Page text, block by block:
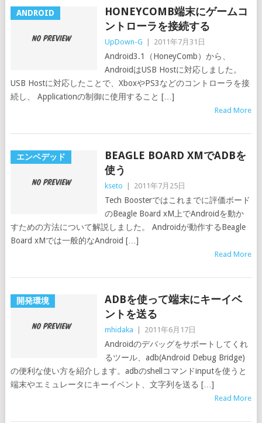
ANDROID
HONEYCOMB端末にゲームコ
ントローラを接続する
UpDown-G 2011年7月31日
Android3.1（HoneyComb）から、
AndroidはUSB Hostに対応しました。
USB Hostに対応したことで、XboxやPS3などのコントローラを接
続し、 Applicationの制御に使用すること […]
Read More
エンベデッド
BEAGLE BOARD XMでADBを
使う
kseto 2011年7月25日
Tech Boosterではこれまでに評価ボード
のBeagle Board xM上でAndroidを動か
すための方法について解説しました。 Androidが動作するBeagle
Board xMでは一般的なAndroid […]
Read More
開発環境
ADBを使って端末にキーイベ
ントを送る
mhidaka 2011年6月17日
Androidのデバッグをサポートしてくれ
るツール、adb(Android Debug Bridge)
の便利な使い方を紹介します。adbのshellコマンドinputを使うと
端末やエミュレータにキーイベント、文字列を送る […]
Read More